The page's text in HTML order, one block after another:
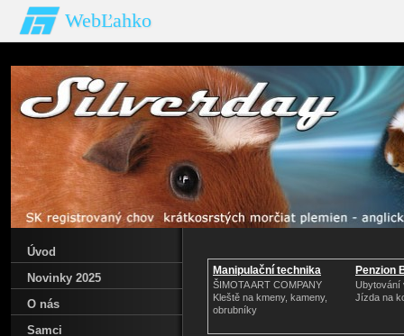
WebĽahko
Manipulační technika
ŠIMOTA ART COMPANY
Kleště na kmeny, kameny,
obrubníky
Penzion
Ubytování
Jízda na
Úvod
Novinky 2025
O nás
Samci